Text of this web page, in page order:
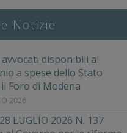
Notizie
avvocati disponibili al
a spese dello Stato
Foro di Modena
2026
28 LUGLIO 2026 N. 137